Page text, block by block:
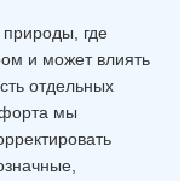
природы, где
и может влиять
отдельных
мы